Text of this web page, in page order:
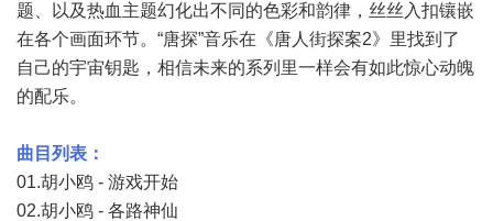
题、以及热血主题幻化出不同的色彩和韵律，丝丝入扣镶嵌
在各个画面环节。“唐探”音乐在《唐人街探案2》里找到了
自己的宇宙钥匙，相信未来的系列里一样会有如此惊心动魄
的配乐。
曲目列表：
01.胡小鸥 - 游戏开始
02.胡小鸥 - 各路神仙